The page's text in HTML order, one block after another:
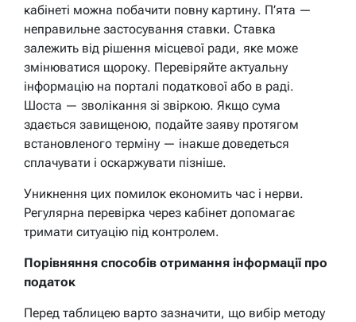
кабінеті можна побачити повну картину. П’ята —
неправильне застосування ставки. Ставка
залежить від рішення місцевої ради, яке може
змінюватися щороку. Перевіряйте актуальну
інформацію на порталі податкової або в раді.
Шоста — зволікання зі звіркою. Якщо сума
здається завищеною, подайте заяву протягом
встановленого терміну — інакше доведеться
сплачувати і оскаржувати пізніше.
Уникнення цих помилок економить час і нерви.
Регулярна перевірка через кабінет допомагає
тримати ситуацію під контролем.
Порівняння способів отримання інформації про
податок
Перед таблицею варто зазначити, що вибір методу